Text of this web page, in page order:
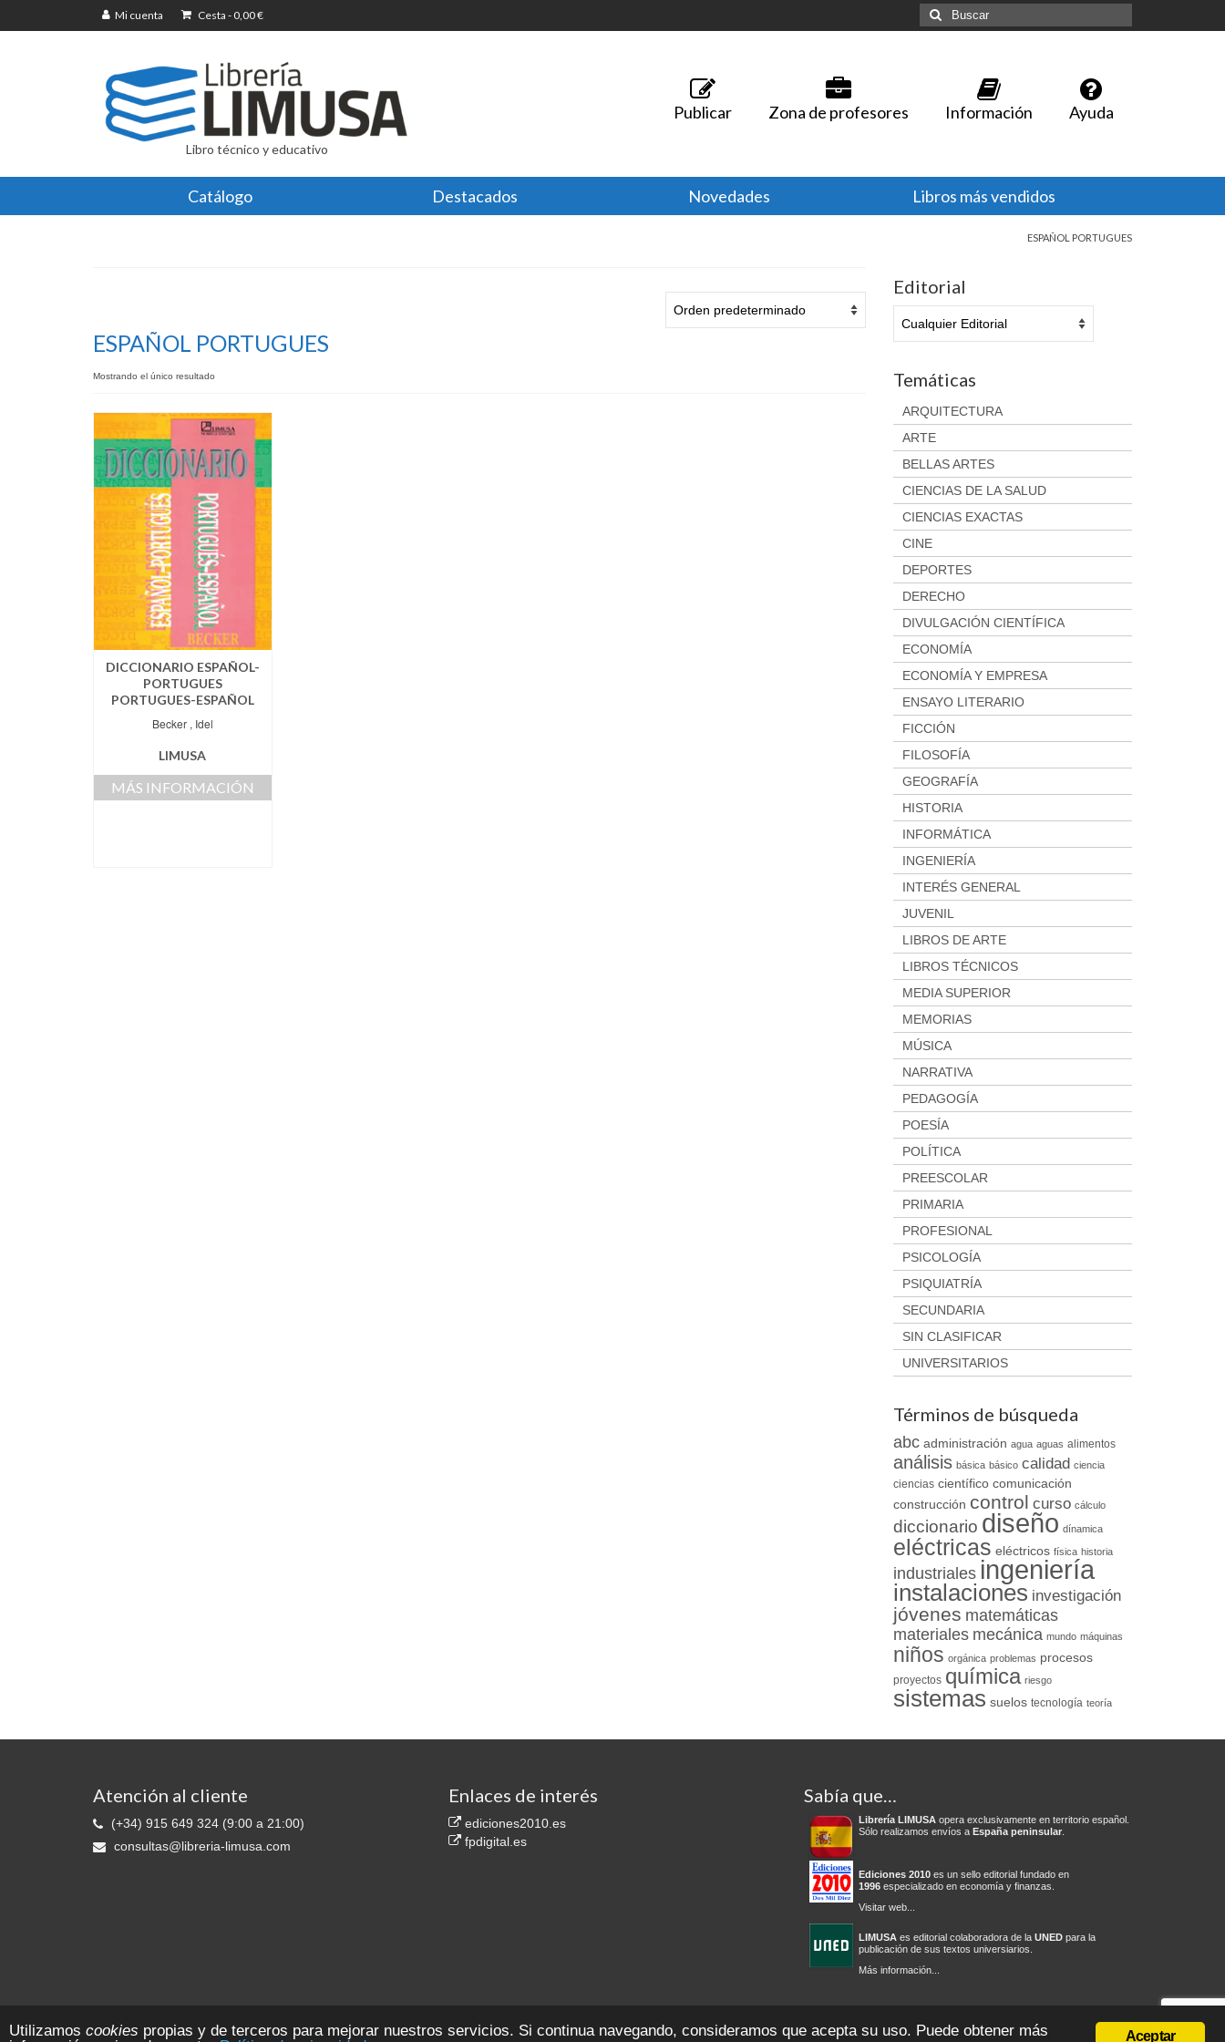
Mi cuenta Cesta - 0,00€
Buscar
por:
Libro técnico y educativo
Publicar Zona de profesores Información Ayuda
Catálogo Destacados Novedades Libros más vendidos
ESPAÑOL PORTUGUES
ESPAÑOL PORTUGUES
Mostrando el único resultado
DICCIONARIO ESPAÑOL-
PORTUGUES
PORTUGUES-ESPAÑOL
Becker , Idel
LIMUSA
MÁS INFORMACIÓN
Editorial
Temáticas
ARQUITECTURA
ARTE
BELLAS ARTES
CIENCIAS DE LA SALUD
CIENCIAS EXACTAS
CINE
DEPORTES
DERECHO
DIVULGACIÓN CIENTÍFICA
ECONOMÍA
ECONOMÍA Y EMPRESA
ENSAYO LITERARIO
FICCIÓN
FILOSOFÍA
GEOGRAFÍA
HISTORIA
INFORMÁTICA
INGENIERÍA
INTERÉS GENERAL
JUVENIL
LIBROS DE ARTE
LIBROS TÉCNICOS
MEDIA SUPERIOR
MEMORIAS
MÚSICA
NARRATIVA
PEDAGOGÍA
POESÍA
POLÍTICA
PREESCOLAR
PRIMARIA
PROFESIONAL
PSICOLOGÍA
PSIQUIATRÍA
SECUNDARIA
SIN CLASIFICAR
UNIVERSITARIOS
Términos de búsqueda
abc administración agua aguas alimentos
análisis básica básico calidad ciencia
ciencias científico comunicación
construcción control curso cálculo
diccionario diseño dínamica
eléctricas eléctricos física historia
industriales ingeniería
instalaciones investigación
jóvenes matemáticas
materiales mecánica mundo máquinas
niños orgánica problemas procesos
proyectos química riesgo
sistemas suelos tecnología teoría
Atención al cliente
(+34) 915 649 324 (9:00 a 21:00)
consultas@libreria-limusa.com
Enlaces de interés
ediciones2010.es
fpdigital.es
Sabía que…
Librería LIMUSAopera exclusivamente en territorio español.
Sólo realizamos envíos a España peninsular.
Ediciones 2010es un sello editorial fundado en
1996especializado en economía y finanzas.
Visitar web...
LIMUSAes editorial colaboradora de la UNEDpara la
publicación de sus textos universiarios.
Más información...
CIF B-81553109 Todos los derechos reservados
Aceptar
Utilizamos cookies propias y de terceros para mejorar nuestros servicios. Si continua navegando, consideramos que acepta su uso. Puede obtener más